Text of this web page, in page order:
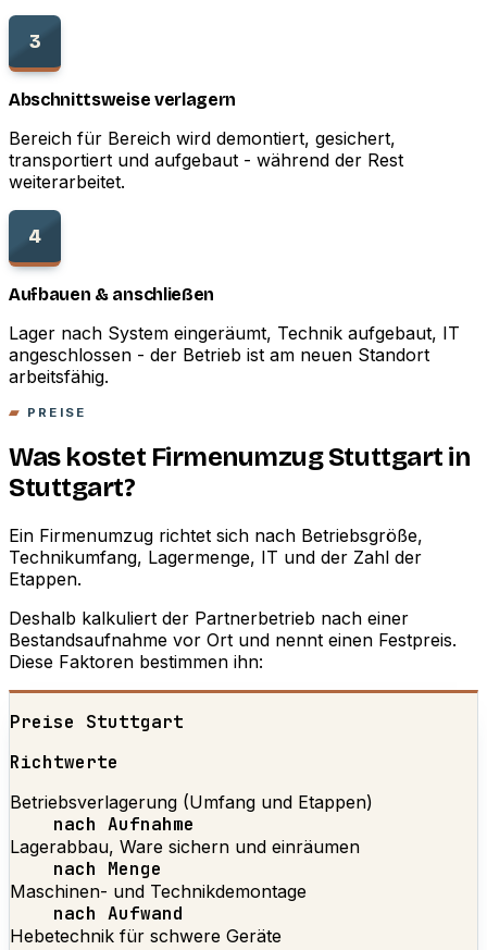
3
Abschnittsweise verlagern
Bereich für Bereich wird demontiert, gesichert,
transportiert und aufgebaut - während der Rest
weiterarbeitet.
4
Aufbauen & anschließen
Lager nach System eingeräumt, Technik aufgebaut, IT
angeschlossen - der Betrieb ist am neuen Standort
arbeitsfähig.
PREISE
Was kostet Firmenumzug Stuttgart in
Stuttgart?
Ein Firmenumzug richtet sich nach Betriebsgröße,
Technikumfang, Lagermenge, IT und der Zahl der
Etappen.
Deshalb kalkuliert der Partnerbetrieb nach einer
Bestandsaufnahme vor Ort und nennt einen Festpreis.
Diese Faktoren bestimmen ihn:
Preise Stuttgart
Richtwerte
Betriebsverlagerung (Umfang und Etappen)
nach Aufnahme
Lagerabbau, Ware sichern und einräumen
nach Menge
Maschinen- und Technikdemontage
nach Aufwand
Hebetechnik für schwere Geräte